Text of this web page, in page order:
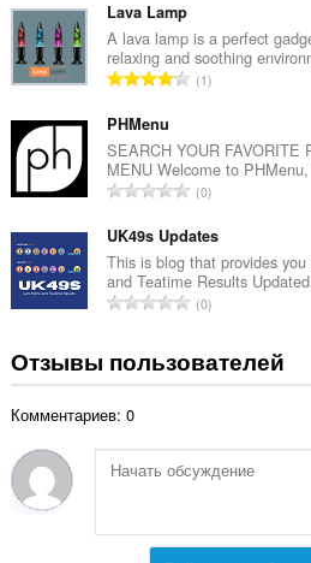
н
о
к
г
о
о
н
о
к
:
Lava Lamp
A lava lamp is a perfect
relaxing and soothing
В
г
о
о
е
н
о
к
1
PHMenu
SEARCH YOUR
MENU Welcome to
В
е
г
о
о
е
н
:
0
UK49s Updates
This is blog that provides
and Teatime Results
В
г
ц
е
к
0
Отзывы пользователей
Комментариев: 0